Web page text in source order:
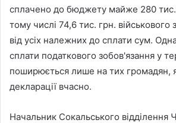
сплачено до бюджету майже 280 тис.
тому числі 74,6 тис. грн. військового
від усіх належних до сплати сум.
сплати податкового зобов'язання у
поширюється лише на тих громадян,
декларації вчасно.
Hачальник Сокальського відділення